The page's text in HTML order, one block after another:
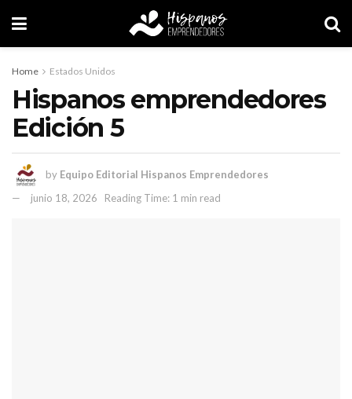
Home Estados Unidos
Hispanos emprendedores
Edición 5
by Equipo Editorial Hispanos Emprendedores
junio 18, 2026
Reading Time: 1 min read